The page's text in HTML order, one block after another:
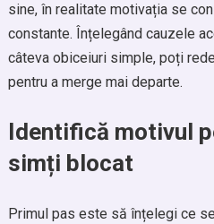
sine, în realitate motivația se
constante. Înțelegând cauzele
câteva obiceiuri simple, poți
pentru a merge mai departe.
Identifică motivul
simți blocat
Primul pas este să înțelegi ce